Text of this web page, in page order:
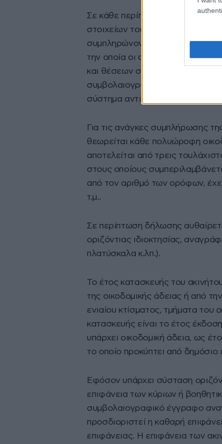
Σε κάθε περίπτωση αναγραφής
στοιχείων του οικοπέδου ή
συμπληρώνονται στοιχεία
την οποία οι οριζόντιες
και θέσεων στάθμευσης σε
συμβολαιογραφικό έγγραφο και
σύστημα αντικειμενικού
Για τις ανάγκες συμπλήρωσης
θεωρείται κάθε πολυώροφη
αποτελείται από τρεις
στους οποίους
από τον αριθμό των ορόφων,
τ.μ..
Σε περίπτωση δήλωσης
οριζόντιας ιδιοκτησίας,
πλατύσκαλα κ.λπ.).
Το έτος κατασκευής του
της οικοδομικής άδειας ή από
ενιαίου κτίσματος, τμήματα του
κατασκευής είναι το έτος
υπάρχει οικοδομική άδεια, ως
το οποίο προκύπτει από
Εφόσον υπάρχει σύσταση
επιφάνεια των κύριων ή
συμβολαιογραφικό έγγραφο
προσδιοριστεί η καθαρή
επιφάνειας. Η επιφάνεια των